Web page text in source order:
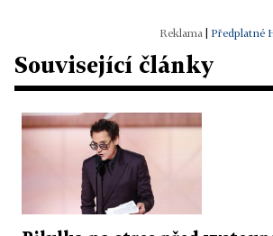
Předplatné
Související články